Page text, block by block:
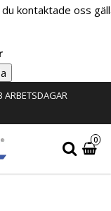
kontaktade oss
ARBETSDAGAR
0